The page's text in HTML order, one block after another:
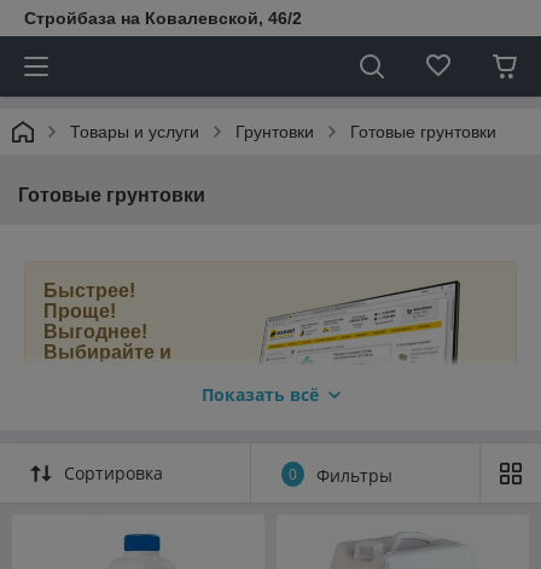
Стройбаза на Ковалевской, 46/2
Товары и услуги Грунтовки Готовые грунтовки
Готовые грунтовки
Быстрее!
Проще!
Выгоднее!
Выбирайте и
МАМОНТ.БЕЛ
Быстрый поиск и подбор товаров;
Показать всё
Сортировка 0 Фильтры